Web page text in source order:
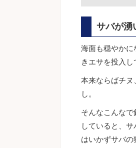
サバが湧
海面も穏やかに
きエサを投入し
本来ならばチ
し。
そんなこんな
していると、
はいかずサバの